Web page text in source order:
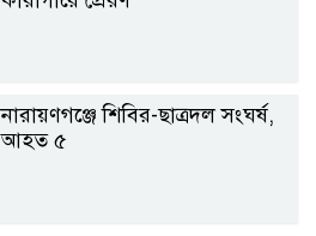
নারায়ণগঞ্জে শিবির-ছাত্রদল সংঘর্ষ,
আহত ৫